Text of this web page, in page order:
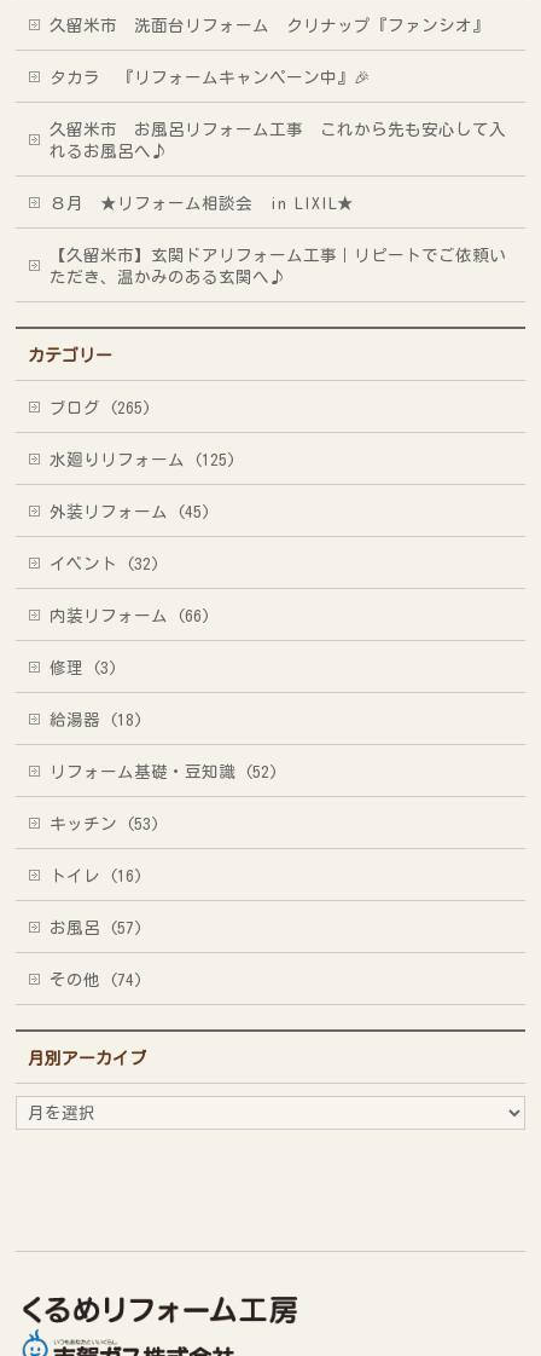
久留米市 洗面台リフォーム クリナップ『ファンシオ』
タカラ 『リフォームキャンペーン中』🎉
久留米市 お風呂リフォーム工事 これから先も安心して入
れるお風呂へ♪
８月 ★リフォーム相談会 in LIXIL★
【久留米市】玄関ドアリフォーム工事｜リピートでご依頼い
ただき、温かみのある玄関へ♪
カテゴリー
ブログ (265)
水廻りリフォーム (125)
外装リフォーム (45)
イベント (32)
内装リフォーム (66)
修理 (3)
給湯器 (18)
リフォーム基礎・豆知識 (52)
キッチン (53)
トイレ (16)
お風呂 (57)
その他 (74)
月別アーカイブ
月
別